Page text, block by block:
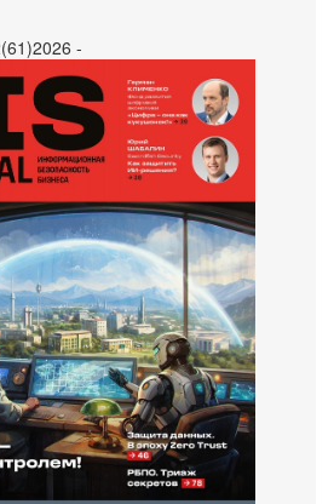
-